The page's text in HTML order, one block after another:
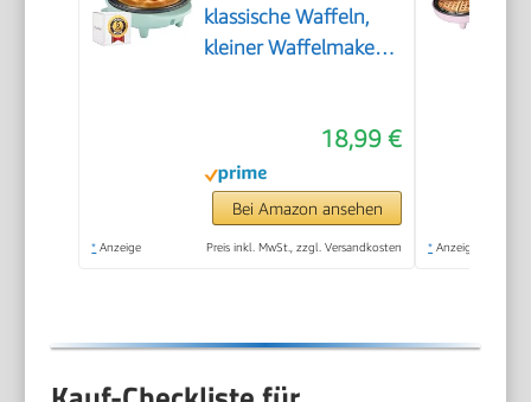
klassische Waffeln,
kleiner Waffelmaker
Kindergeburtstage,
Familienfeiern,
Ostern oder
18,99 €
Bei Amazon ansehen
* Anzeige Preis inkl. MwSt., zzgl. Versandkosten * Anzeige